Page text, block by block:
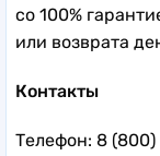
со 100%
или возврата
Контакты
Телефон: 8